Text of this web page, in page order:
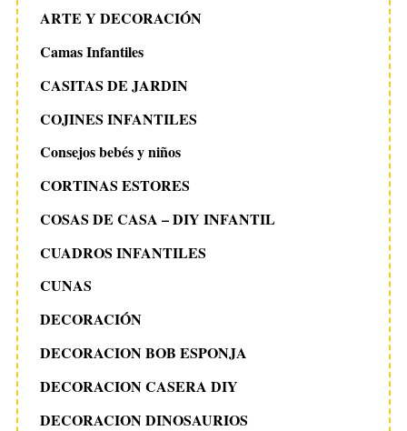
ARTE Y DECORACIÓN
Camas Infantiles
CASITAS DE JARDIN
COJINES INFANTILES
Consejos bebés y niños
CORTINAS ESTORES
COSAS DE CASA – DIY INFANTIL
CUADROS INFANTILES
CUNAS
DECORACIÓN
DECORACION BOB ESPONJA
DECORACION CASERA DIY
DECORACION DINOSAURIOS